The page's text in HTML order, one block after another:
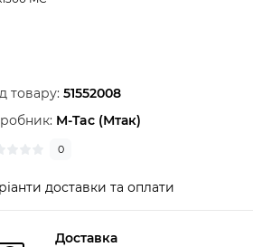
товару:51552008
M-Tac (Мтак)
0
доставки та оплати
Доставка